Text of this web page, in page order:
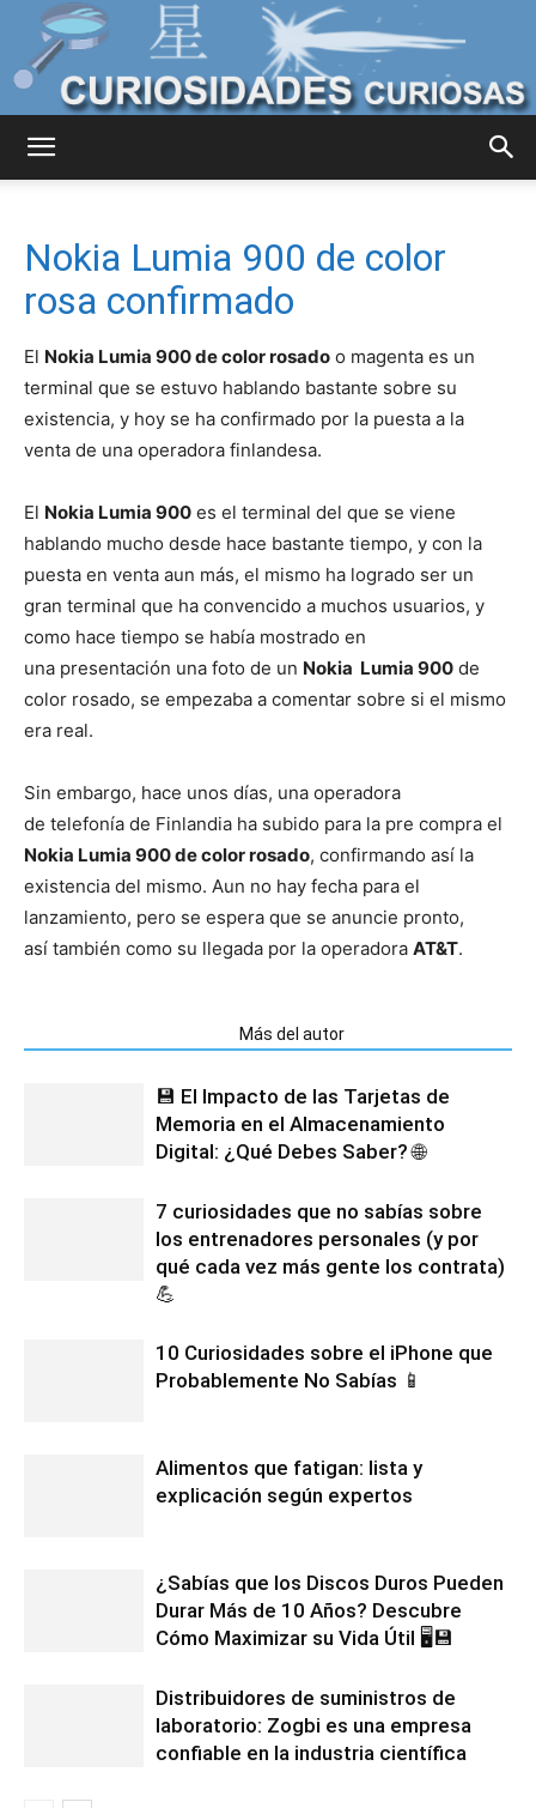
Curiosas
del
Nokia Lumia 900 de color
rosa confirmado
El Nokia Lumia 900 de color rosado o magenta es un
terminal que se estuvo hablando bastante sobre su
existencia, y hoy se ha confirmado por la puesta a la
venta de una operadora finlandesa.
El Nokia Lumia 900 es el terminal del que se viene
hablando mucho desde hace bastante tiempo, y con la
puesta en venta aun más, el mismo ha logrado ser un
gran terminal que ha convencido a muchos usuarios, y
como hace tiempo se había mostrado en
una presentación una foto de un Nokia Lumia 900 de
color rosado, se empezaba a comentar sobre si el mismo
era real.
Sin embargo, hace unos días, una operadora
de telefonía de Finlandia ha subido para la pre compra el
Nokia Lumia 900 de color rosado, confirmando así la
existencia del mismo. Aun no hay fecha para el
lanzamiento, pero se espera que se anuncie pronto,
así también como su llegada por la operadora AT&T.
Más del autor
💾 El Impacto de las Tarjetas de
Memoria en el Almacenamiento
Digital: ¿Qué Debes Saber? 🌐
7 curiosidades que no sabías sobre
los entrenadores personales (y por
qué cada vez más gente los contrata)
💪
10 Curiosidades sobre el iPhone que
Probablemente No Sabías 📱
Alimentos que fatigan: lista y
explicación según expertos
¿Sabías que los Discos Duros Pueden
Durar Más de 10 Años? Descubre
Cómo Maximizar su Vida Útil 🖥️💾
Distribuidores de suministros de
laboratorio: Zogbi es una empresa
confiable en la industria científica